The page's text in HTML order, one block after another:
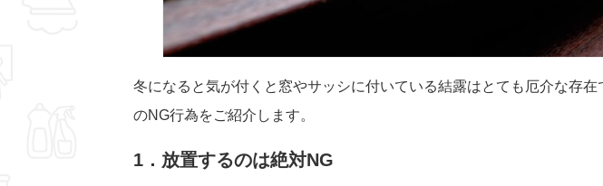
冬になると気が付くと窓やサッシに付いている結露はとても厄介な存
のNG行為をご紹介します。
1．放置するのは絶対NG